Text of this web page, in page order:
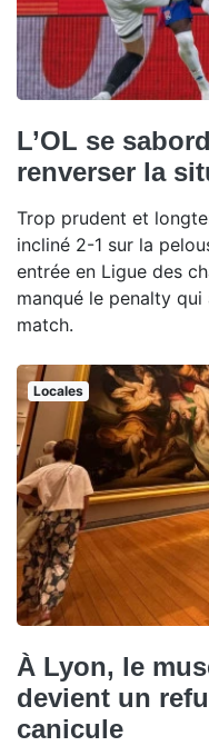
L’OL se
renverser la
Trop prudent et
incliné 2-1 sur la
entrée en Ligue des
manqué le penalty
match.
Locales
À Lyon, le
devient un
canicule